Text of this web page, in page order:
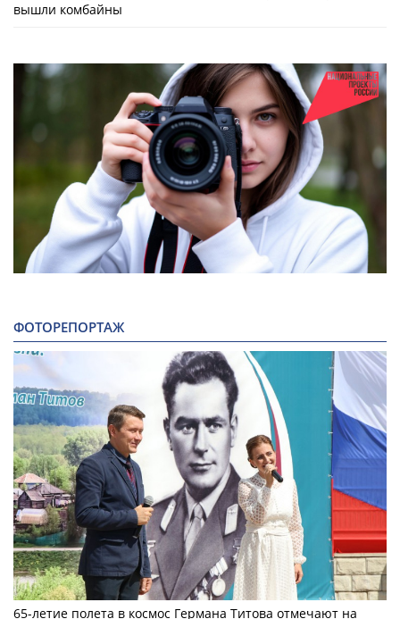
вышли комбайны
ФОТОРЕПОРТАЖ
65-летие полета в космос Германа Титова отмечают на